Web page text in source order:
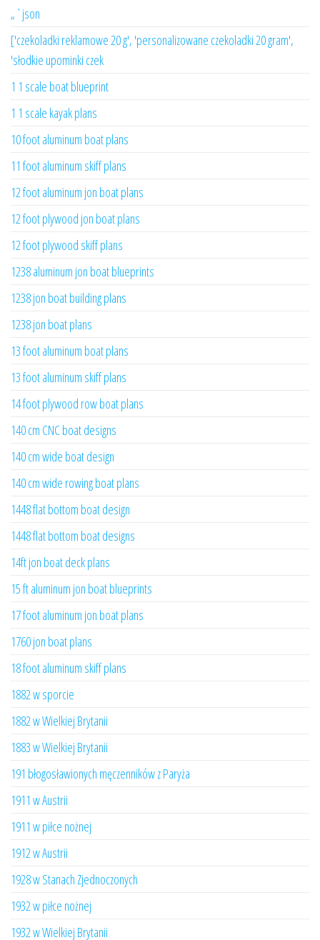
„`json
['czekoladki reklamowe 20 g', 'personalizowane czekoladki 20 gram',
'słodkie upominki czek
1 1 scale boat blueprint
1 1 scale kayak plans
10 foot aluminum boat plans
11 foot aluminum skiff plans
12 foot aluminum jon boat plans
12 foot plywood jon boat plans
12 foot plywood skiff plans
1238 aluminum jon boat blueprints
1238 jon boat building plans
1238 jon boat plans
13 foot aluminum boat plans
13 foot aluminum skiff plans
14 foot plywood row boat plans
140 cm CNC boat designs
140 cm wide boat design
140 cm wide rowing boat plans
1448 flat bottom boat design
1448 flat bottom boat designs
14ft jon boat deck plans
15 ft aluminum jon boat blueprints
17 foot aluminum jon boat plans
1760 jon boat plans
18 foot aluminum skiff plans
1882 w sporcie
1882 w Wielkiej Brytanii
1883 w Wielkiej Brytanii
191 błogosławionych męczenników z Paryża
1911 w Austrii
1911 w piłce nożnej
1912 w Austrii
1928 w Stanach Zjednoczonych
1932 w piłce nożnej
1932 w Wielkiej Brytanii